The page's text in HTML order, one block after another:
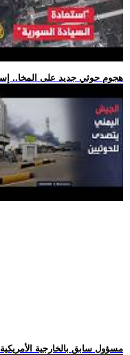
.. هجوم حوثي جديد على المخا.. إسقاط 5 مسيرات وتحطم
.. مسؤول سابق بالخارجية